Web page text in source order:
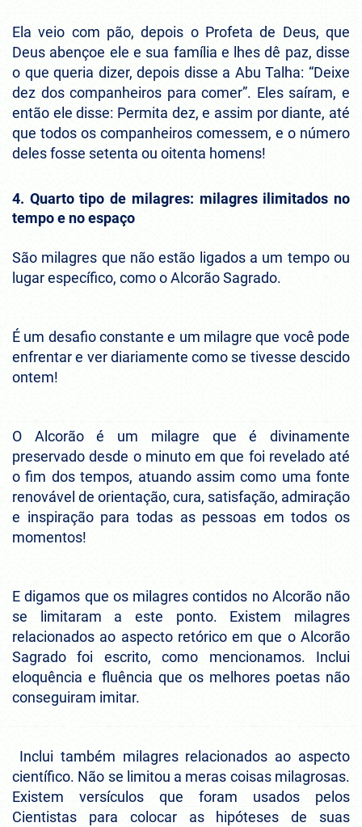
Ela veio com pão, depois o Profeta de Deus, que
Deus abençoe ele e sua família e lhes dê paz, disse
o que queria dizer, depois disse a Abu Talha: “Deixe
dez dos companheiros para comer”. Eles saíram, e
então ele disse: Permita dez, e assim por diante, até
que todos os companheiros comessem, e o número
deles fosse setenta ou oitenta homens!
4. Quarto tipo de milagres: milagres ilimitados no
tempo e no espaço
São milagres que não estão ligados a um tempo ou
lugar específico, como o Alcorão Sagrado.
É um desafio constante e um milagre que você pode
enfrentar e ver diariamente como se tivesse descido
ontem!
O Alcorão é um milagre que é divinamente
preservado desde o minuto em que foi revelado até
o fim dos tempos, atuando assim como uma fonte
renovável de orientação, cura, satisfação, admiração
e inspiração para todas as pessoas em todos os
momentos!
E digamos que os milagres contidos no Alcorão não
se limitaram a este ponto. Existem milagres
relacionados ao aspecto retórico em que o Alcorão
Sagrado foi escrito, como mencionamos. Inclui
eloquência e fluência que os melhores poetas não
conseguiram imitar.
Inclui também milagres relacionados ao aspecto
científico. Não se limitou a meras coisas milagrosas.
Existem versículos que foram usados pelos
Cientistas para colocar as hipóteses de suas